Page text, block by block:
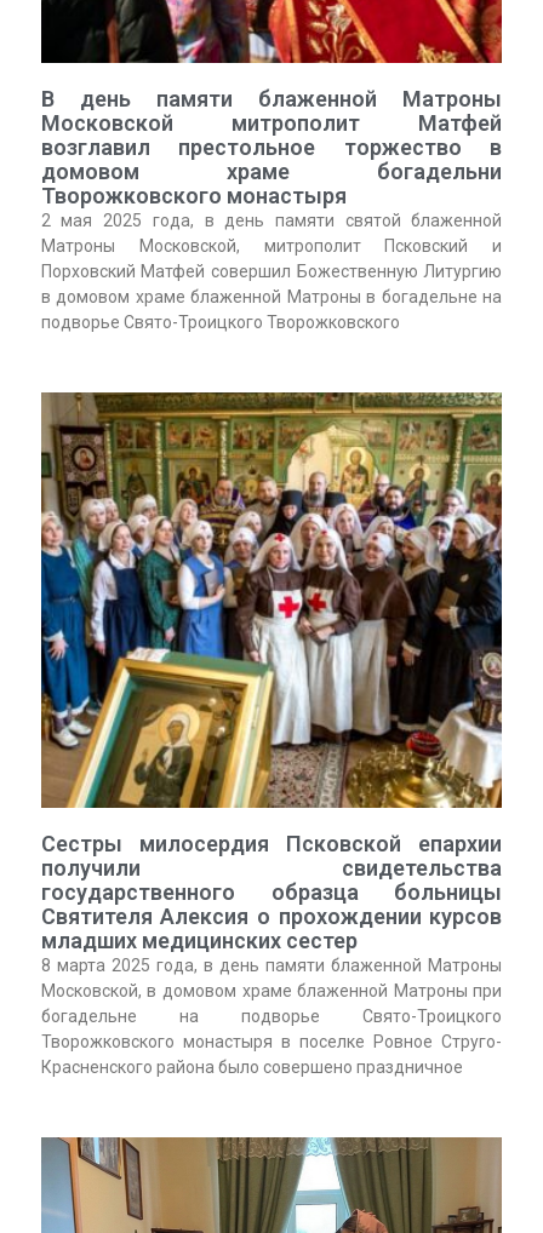
В день памяти блаженной Матроны
Московской митрополит Матфей
возглавил престольное торжество в
домовом храме богадельни
Творожковского монастыря
2 мая 2025 года, в день памяти святой блаженной
Матроны Московской, митрополит Псковский и
Порховский Матфей совершил Божественную Литургию
в домовом храме блаженной Матроны в богадельне на
подворье Свято-Троицкого Творожковского
Сестры милосердия Псковской епархии
получили свидетельства
государственного образца больницы
Святителя Алексия о прохождении курсов
младших медицинских сестер
8 марта 2025 года, в день памяти блаженной Матроны
Московской, в домовом храме блаженной Матроны при
богадельне на подворье Свято-Троицкого
Творожковского монастыря в поселке Ровное Струго-
Красненского района было совершено праздничное